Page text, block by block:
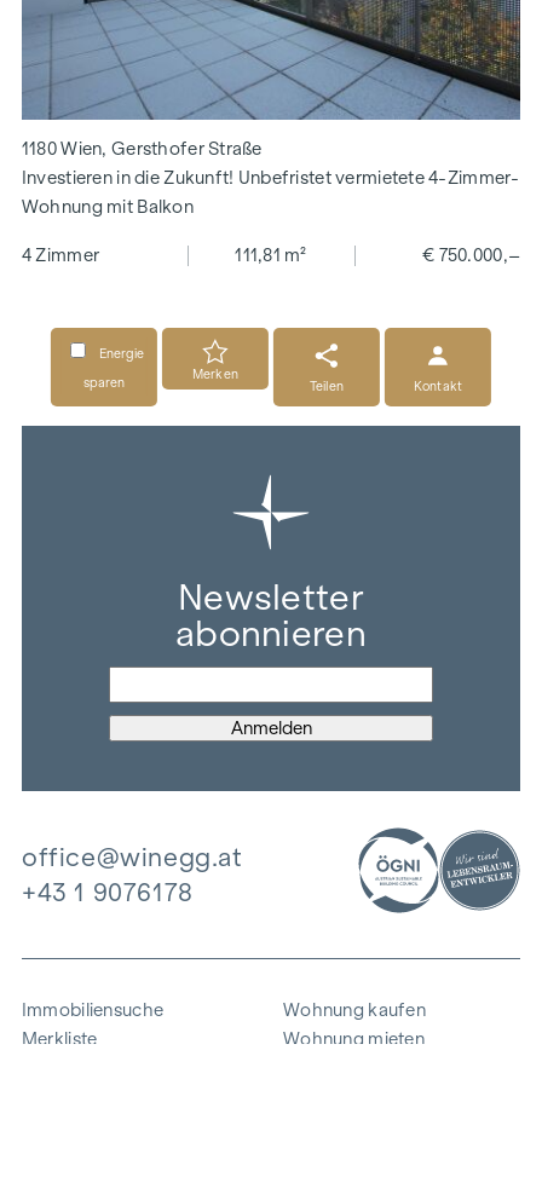
1180 Wien, Gersthofer Straße
Investieren in die Zukunft! Unbefristet vermietete 4-Zimmer-
Wohnung mit Balkon
4 Zimmer 111,81 m² € 750.000,–
Energie
sparen
Merken
Teilen
Kontakt
Newsletter
abonnieren
office@winegg.at
+43 1 9076178
Immobiliensuche
Merkliste
Wohnung kaufen
Wohnung mieten